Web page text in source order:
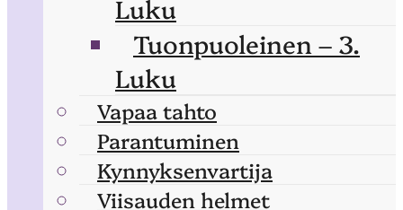
Luku
Tuonpuoleinen – 3.
Luku
Vapaa tahto
Parantuminen
Kynnyksenvartija
Viisauden helmet